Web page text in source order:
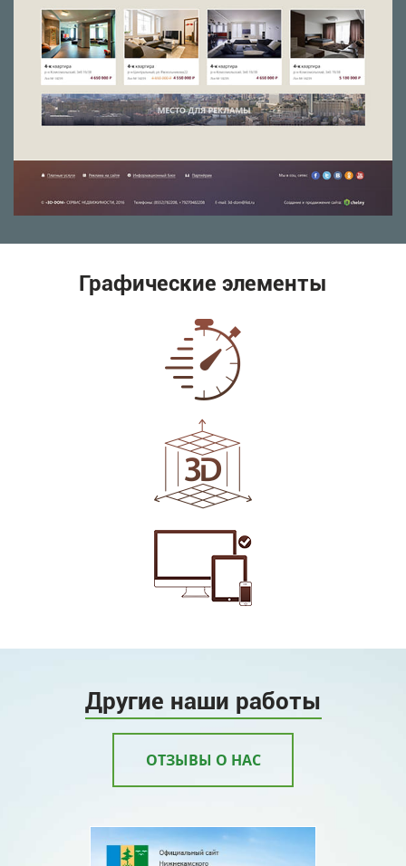
Графические элементы
Другие наши работы
ОТЗЫВЫ О НАС